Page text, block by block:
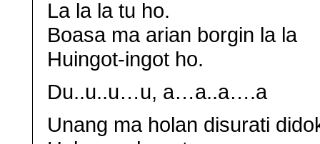
La la la tu ho.
Boasa ma arian borgin la la
Huingot-ingot ho.
Du..u..u…u, a…a..a….a
Unang ma holan disurati